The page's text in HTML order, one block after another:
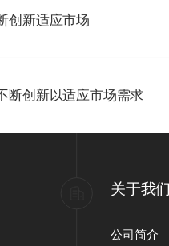
创新适应市场
断创新以适应市场需求
关于我们
公司简介